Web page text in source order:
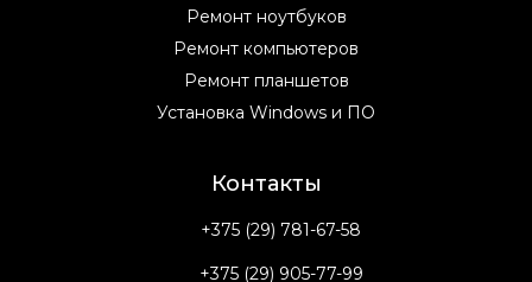
Ремонт ноутбуков
Ремонт компьютеров
Ремонт планшетов
Установка Windows и ПО
Контакты
+375 (29) 781-67-58
+375 (29) 905-77-99